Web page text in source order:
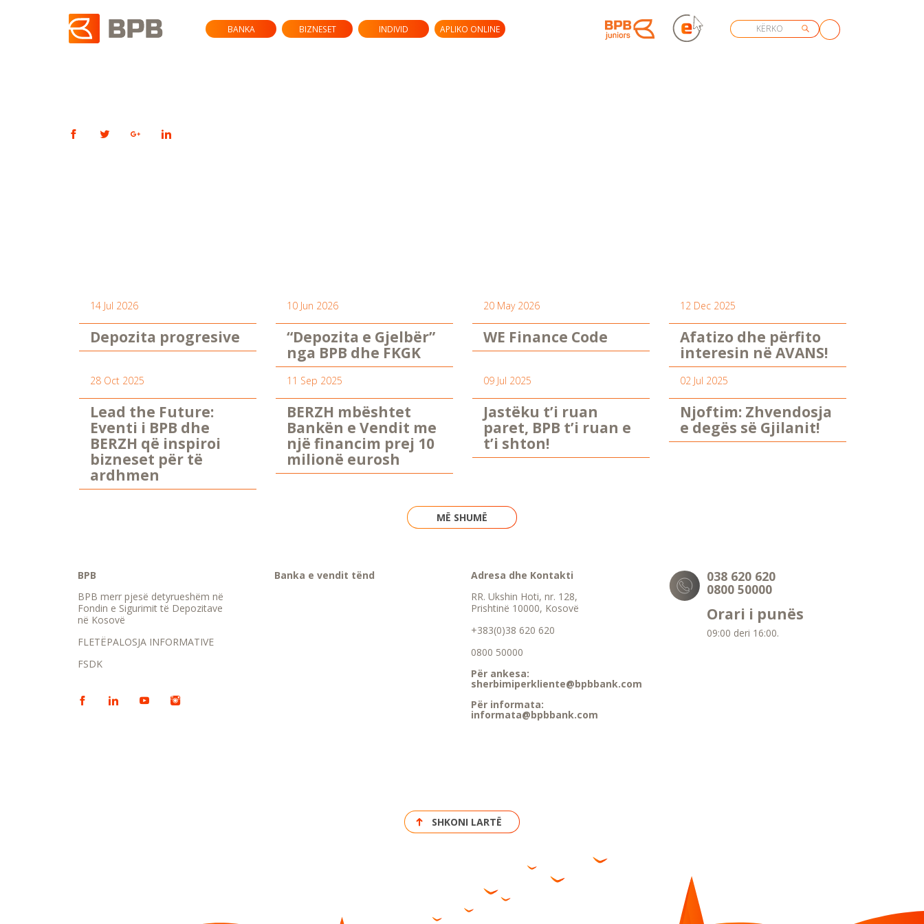
BANKA BIZNESET INDIVID APLIKO ONLINE
14 Jul 2026
Depozita progresive
10 Jun 2026
“Depozita e Gjelbër”
nga BPB dhe FKGK
20 May 2026
WE Finance Code
12 Dec 2025
Afatizo dhe përfito
interesin në AVANS!
28 Oct 2025
Lead the Future:
Eventi i BPB dhe
BERZH që inspiroi
bizneset për të
ardhmen
11 Sep 2025
BERZH mbështet
Bankën e Vendit me
një financim prej 10
milionë eurosh
09 Jul 2025
Jastëku t’i ruan
paret, BPB t’i ruan e
t’i shton!
02 Jul 2025
Njoftim: Zhvendosja
e degës së Gjilanit!
MË SHUMË
BPB
BPB merr pjesë detyrueshëm në
Fondin e Sigurimit të Depozitave
në Kosovë
FLETËPALOSJA INFORMATIVE
FSDK
Banka e vendit tënd
Adresa dhe Kontakti
RR. Ukshin Hoti, nr. 128,
Prishtinë 10000, Kosovë
+383(0)38 620 620
0800 50000
Për ankesa:
sherbimiperkliente@bpbbank.com
Për informata:
informata@bpbbank.com
038 620 620
0800 50000
Orari i punës
09:00 deri 16:00.
SHKONI LARTË